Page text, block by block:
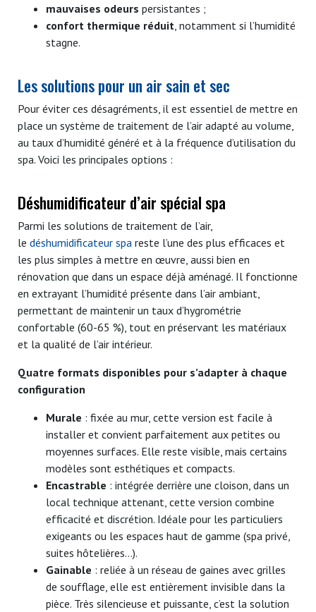
mauvaises odeurs persistantes ;
confort thermique réduit , notamment si l’humidité
stagne.
Les solutions pour un air sain et sec
Pour éviter ces désagréments, il est essentiel de mettre en
place un système de traitement de l’air adapté au volume,
au taux d’humidité généré et à la fréquence d’utilisation du
spa. Voici les principales options :
Déshumidificateur d’air spécial spa
Parmi les solutions de traitement de l’air,
le déshumidificateur spa reste l’une des plus efficaces et
les plus simples à mettre en œuvre, aussi bien en
rénovation que dans un espace déjà aménagé. Il fonctionne
en extrayant l’humidité présente dans l’air ambiant,
permettant de maintenir un taux d’hygrométrie
confortable (60-65 %), tout en préservant les matériaux
et la qualité de l’air intérieur.
Quatre formats disponibles pour s’adapter à chaque
configuration
Murale : fixée au mur, cette version est facile à
installer et convient parfaitement aux petites ou
moyennes surfaces. Elle reste visible, mais certains
modèles sont esthétiques et compacts.
Encastrable : intégrée derrière une cloison, dans un
local technique attenant, cette version combine
efficacité et discrétion. Idéale pour les particuliers
exigeants ou les espaces haut de gamme (spa privé,
suites hôtelières…).
Gainable : reliée à un réseau de gaines avec grilles
de soufflage, elle est entièrement invisible dans la
pièce. Très silencieuse et puissante, c’est la solution